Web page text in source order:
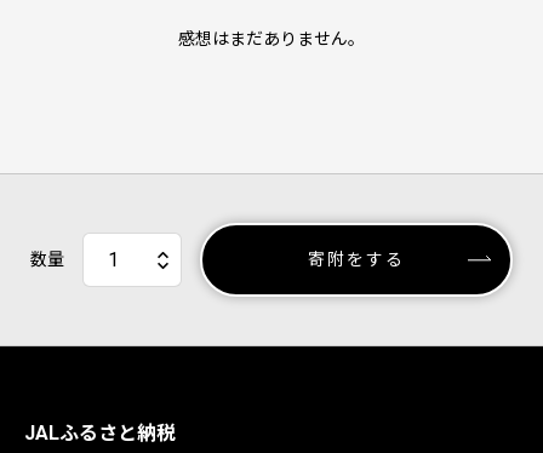
感想はまだありません。
数量 寄附をする
JALふるさと納税